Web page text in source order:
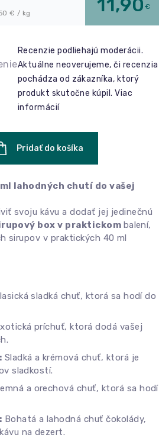
€ / kg 11,90 €
Recenzie podliehajú moderácii.
Aktuálne neoverujeme, či recenzia
pochádza od zákazníka, ktorý
produkt skutočne kúpil.Viac
informácií
Pridať do košíka
lahodných chutí do vašej
svoju kávu a dodať jej jedinečnú
box v praktickom balení,
sirupov v praktických 40 ml
sladká chuť, ktorá sa hodí do
príchuť, ktorá dodá vašej
Sladká a krémová chuť, ktorá je
sladkostí.
a orechová chuť, ktorá sa hodí
Bohatá a lahodná chuť čokolády,
na dezert.